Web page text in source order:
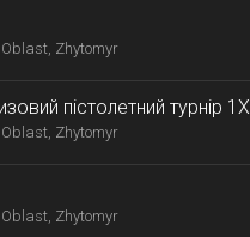
Zhytomyr
пістолетний турнір
Zhytomyr
Zhytomyr